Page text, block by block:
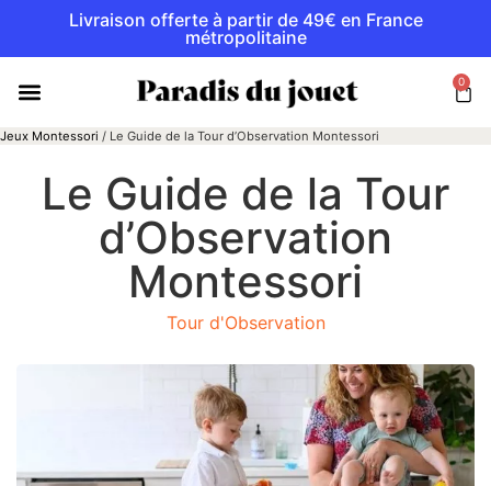
Livraison offerte à partir de 49€ en France
métropolitaine
0
Jeux Montessori / Le Guide de la Tour d’Observation Montessori
Le Guide de la Tour
d’Observation
Montessori
Tour d'Observation